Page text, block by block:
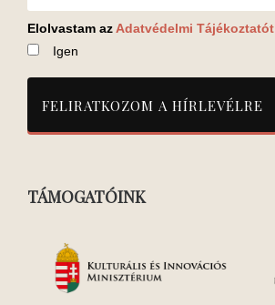
Elolvastam azAdatvédelmi Tájékoztatót
Igen
TÁMOGATÓINK